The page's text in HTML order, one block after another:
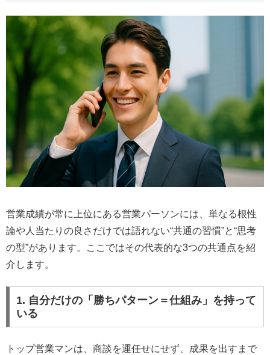
営業成績が常に上位にある営業パーソンには、単なる根性
論や人当たりの良さだけでは語れない“共通の習慣”と“思考
の型”があります。ここではその代表的な3つの共通点を紹
介します。
1. 自分だけの「勝ちパターン＝仕組み」を持って
いる
トップ営業マンは、商談を運任せにせず、成果を出すまで